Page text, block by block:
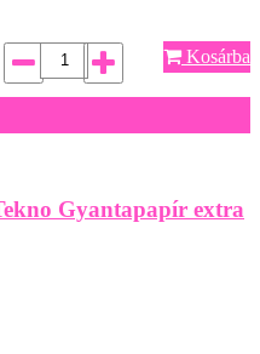
Kosárba
Gyantapapír extra